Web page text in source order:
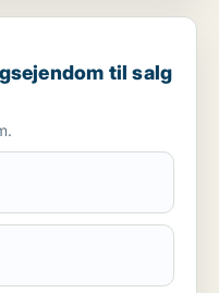
til salg i Storkøbenhavn
til salg